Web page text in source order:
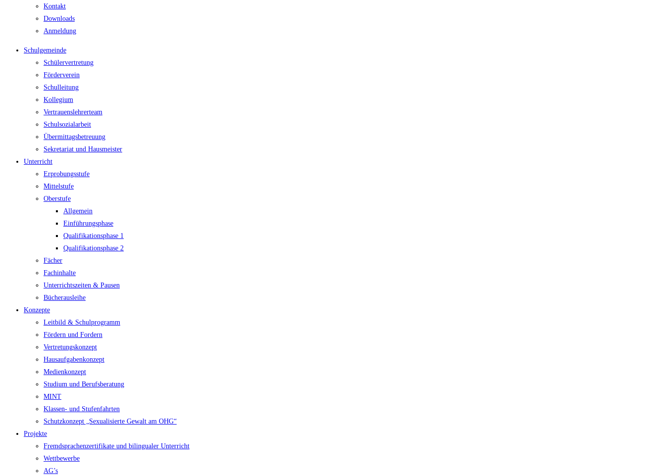
Kontakt
Downloads
Anmeldung
Schulgemeinde
Schülervertretung
Förderverein
Schulleitung
Kollegium
Vertrauenslehrerteam
Schulsozialarbeit
Übermittagsbetreuung
Sekretariat und Hausmeister
Unterricht
Erprobungsstufe
Mittelstufe
Oberstufe
Allgemein
Einführungsphase
Qualifikationsphase 1
Qualifikationsphase 2
Fächer
Fachinhalte
Unterrichtszeiten & Pausen
Bücherausleihe
Konzepte
Leitbild & Schulprogramm
Fördern und Fordern
Vertretungskonzept
Hausaufgabenkonzept
Medienkonzept
Studium und Berufsberatung
MINT
Klassen- und Stufenfahrten
Schutzkonzept „Sexualisierte Gewalt am OHG“
Projekte
Fremdsprachenzertifikate und bilingualer Unterricht
Wettbewerbe
AG’s